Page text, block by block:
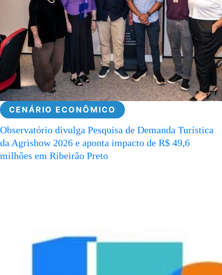
CENÁRIO ECONÔMICO
Observatório divulga Pesquisa de Demanda Turística
da Agrishow 2026 e aponta impacto de R$ 49,6
milhões em Ribeirão Preto